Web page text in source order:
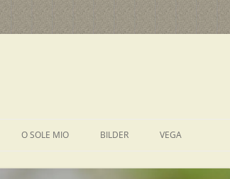
O SOLE MIO BILDER VEGA